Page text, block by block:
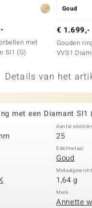
met
SI1 (G)
Goud
€ 1.699,-
Gouden
VVS1
Details van het
met een Diamant SI1
Aantal
25
Edelmetaal
Goud
Metaalgewicht
1,64 g
Merk
Annette